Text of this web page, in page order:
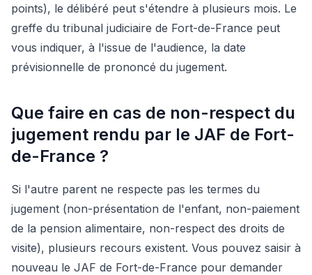
points), le délibéré peut s'étendre à plusieurs mois. Le
greffe du tribunal judiciaire de Fort-de-France peut
vous indiquer, à l'issue de l'audience, la date
prévisionnelle de prononcé du jugement.
Que faire en cas de non-respect du
jugement rendu par le JAF de Fort-
de-France ?
Si l'autre parent ne respecte pas les termes du
jugement (non-présentation de l'enfant, non-paiement
de la pension alimentaire, non-respect des droits de
visite), plusieurs recours existent. Vous pouvez saisir à
nouveau le JAF de Fort-de-France pour demander